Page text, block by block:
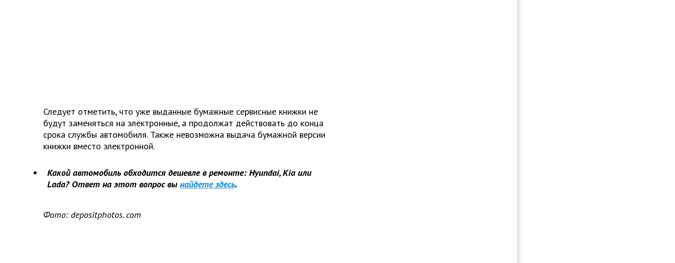
Следует отметить, что уже выданные бумажные сервисные книжки не
будут заменяться на электронные, а продолжат действовать до конца
срока службы автомобиля. Также невозможна выдача бумажной версии
книжки вместо электронной.
Какой автомобиль обходится дешевле в ремонте: Hyundai, Kia или
Lada? Ответ на этот вопрос вы найдете здесь.
Фото: depositphotos. com